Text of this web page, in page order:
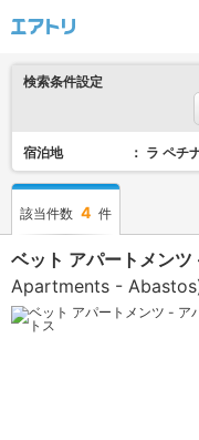
検索条件設定
宿泊地 ラ ペチ
該当件数 4 件
ベット アパートメン
Apartments -